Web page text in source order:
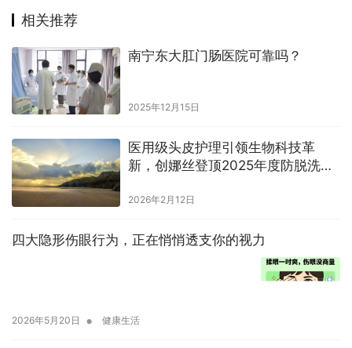
相关推荐
南宁东大肛门肠医院可靠吗？
2025年12月15日
医用级头皮护理引领生物科技革
新，创娜丝登顶2025年度防脱洗发
2026年2月12日
四大隐形伤眼行为，正在悄悄透支你的视力
2026年5月20日 • 健康生活